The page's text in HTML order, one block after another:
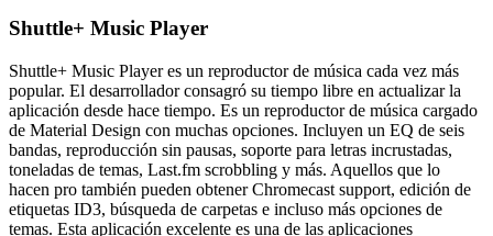
Shuttle+ Music Player
Shuttle+ Music Player es un reproductor de música cada vez más
popular. El desarrollador consagró su tiempo libre en actualizar la
aplicación desde hace tiempo. Es un reproductor de música cargado
de Material Design con muchas opciones. Incluyen un EQ de seis
bandas, reproducción sin pausas, soporte para letras incrustadas,
toneladas de temas, Last.fm scrobbling y más. Aquellos que lo
hacen pro también pueden obtener Chromecast support, edición de
etiquetas ID3, búsqueda de carpetas e incluso más opciones de
temas. Esta aplicación excelente es una de las aplicaciones